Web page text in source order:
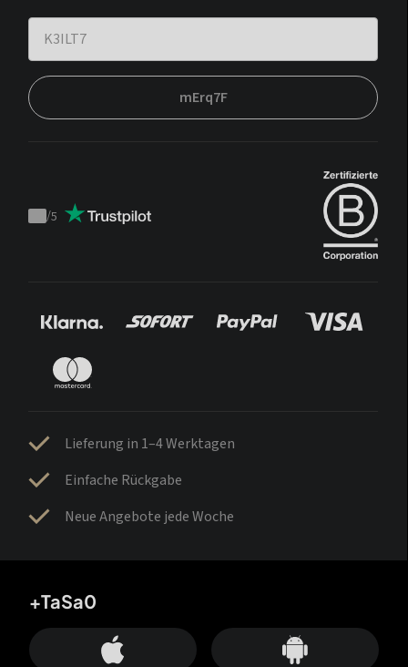
mErq7F
Trustpilot
/5
Lieferung in 1–4 Werktagen
Einfache Rückgabe
Neue Angebote jede Woche
+TaSa0